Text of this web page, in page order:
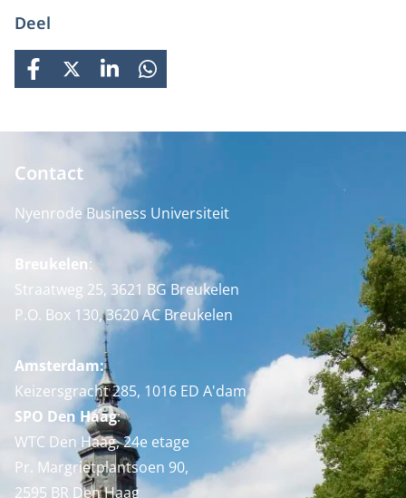
Deel
FACEBOOK
X LINKEDINWHATSAPP
Contact
Nyenrode Business Universiteit
Breukelen:
Straatweg 25, 3621 BG Breukelen
P.O. Box 130, 3620 AC Breukelen
Amsterdam:
Keizersgracht 285, 1016 ED A'dam
SPO Den Haag:
WTC Den Haag, 24e etage
Pr. Margrietplantsoen 90,
2595 BR Den Haag